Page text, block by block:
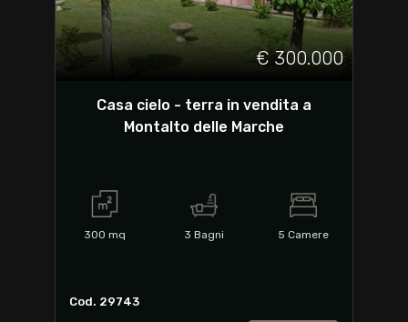
€ 300.000
Casa cielo - terra in vendita a
Montalto delle Marche
300 mq 3 Bagni 5 Camere
Cod. 29743